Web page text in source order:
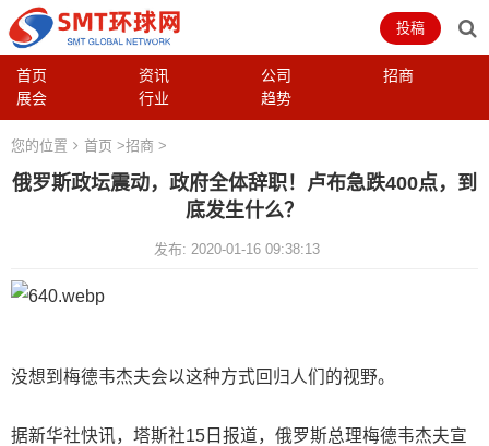
首页 资讯 公司
招商
展会
行业 趋势
投稿
您的位置 首页 >招商 >
俄罗斯政坛震动，政府全体辞职！卢布急跌400点，到
底发生什么？
发布: 2020-01-16 09:38:13
没想到梅德韦杰夫会以这种方式回归人们的视野。
据新华社快讯，塔斯社15日报道，俄罗斯总理梅德韦杰夫宣